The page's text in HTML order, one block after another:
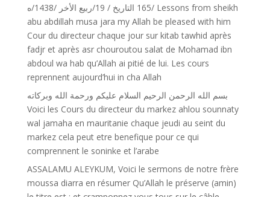
/165 التاريخ / 19/ربيع اﻷخر /1438/ه Lessons from sheikh
abu abdillah musa jara my Allah be pleased with him
Cour du directeur chaque jour sur kitab tawhid après
fadjr et après asr chouroutou salat de Mohamad ibn
abdoul wa hab qu’Allah ai pitié de lui. Les cours
reprennent aujourd’hui in cha Allah
بسم الله الرحمن الرحيم السلام عليكم ورحمة الله وبركاته
Voici les Cours du directeur du markez ahlou sounnaty
wal jamaha en mauritanie chaque jeudi au seint du
markez cela peut etre benefique pour ce qui
comprennent le soninke et l’arabe
ASSALAMU ALEYKUM, Voici le sermons de notre frère
moussa diarra en résumer Qu’Allah le préserve (amin)